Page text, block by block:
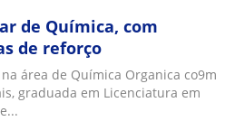
de Química, com
de reforço
área de Química Organica co9m
graduada em Licenciatura em